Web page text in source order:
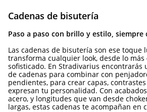
Cadenas de bisutería
Paso a paso con brillo y estilo, siempre
Las cadenas de bisutería son ese toque
transforma cualquier look, desde lo más
sofisticado. En Stradivarius encontrarás
de cadenas para combinar con
pendientes, para crear capas,
expresan tu personalidad. Con
acero, y longitudes que van desde
largas, estas cadenas te acompañan en